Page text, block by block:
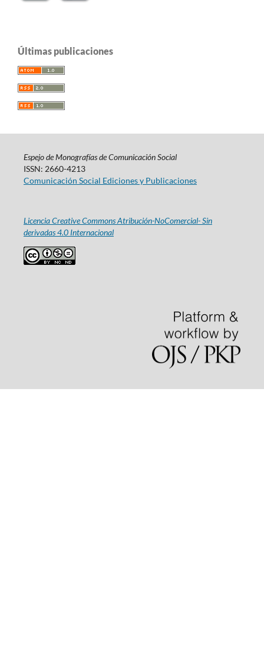
Últimas publicaciones
Espejo de Monografías de Comunicación Social
ISSN: 2660-4213
Comunicación Social Ediciones y Publicaciones
Licencia Creative Commons Atribución-NoComercial- Sin
derivadas 4.0 Internacional